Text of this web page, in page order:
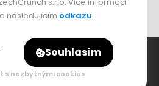
následujícím odkazu.
Souhlasím
s nezbytnými cookies